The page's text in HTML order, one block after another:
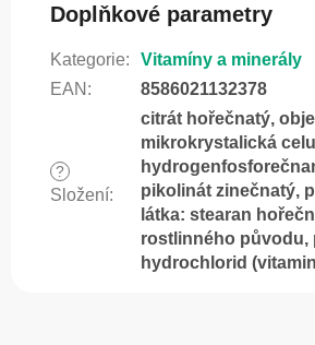
Doplňkové parametry
Kategorie:
Vitamíny a minerály
EAN : 8586021132378
?
Složení:
citrát hořečnatý,
mikrokrystalická
pikolinát zinečnatý,
látka: stearan
rostlinného původu,
hydrochlorid